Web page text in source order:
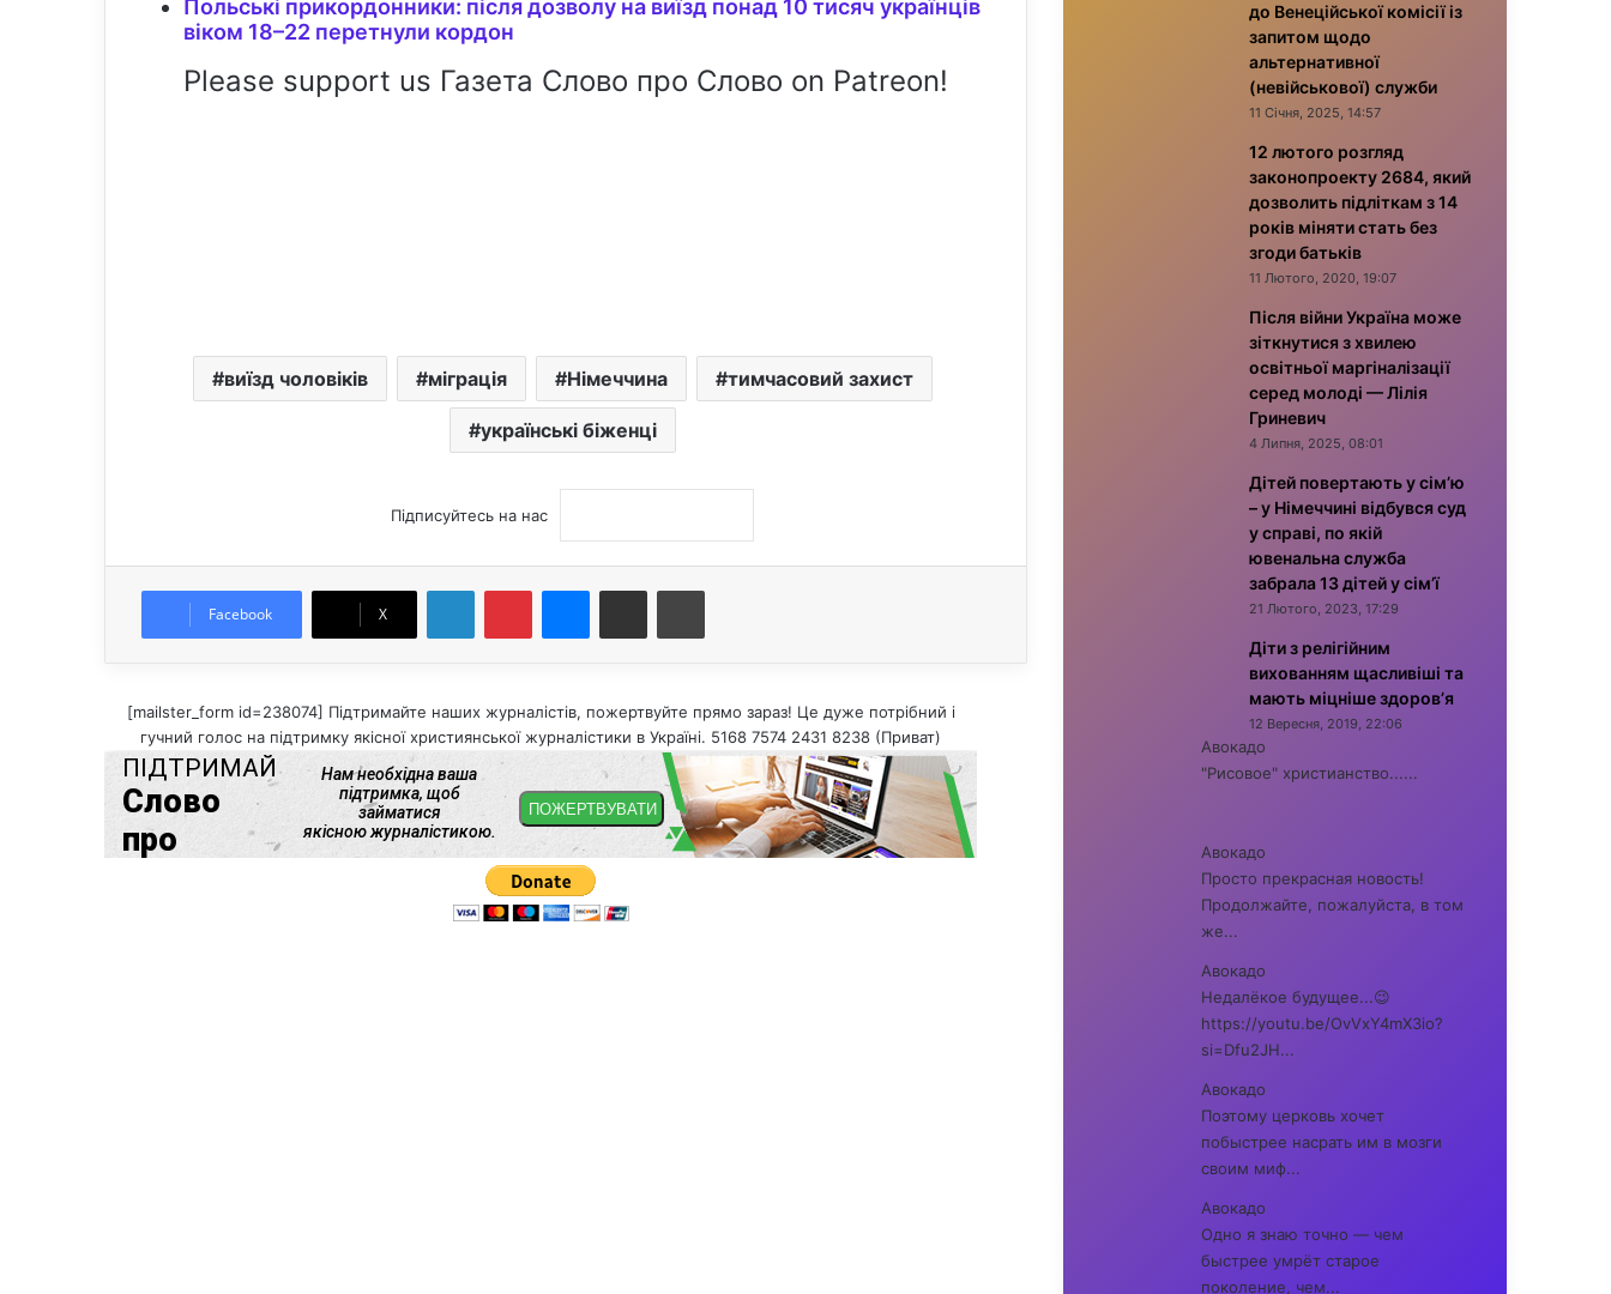
Польські прикордонники: після дозволу на виїзд понад 10 тисяч українців
віком 18–22 перетнули кордон
Please support us Газета Слово про Слово on Patreon!
виїзд чоловіків міграція Німеччина тимчасовий захист
українські біженці
Підписуйтесь на нас
Facebook X
Поділитися електронною поштою
[mailster_form id=238074] Підтримайте наших журналістів, пожертвуйте прямо зараз! Це дуже потрібний і
гучний голос на підтримку якісної християнської журналістики в Україні. 5168 7574 2431 8238 (Приват)
до Венеційської комісії із
запитом щодо
альтернативної
(невійськової) служби
11 Січня, 2025, 14:57
12 лютого розгляд
законопроекту 2684, який
дозволить підліткам з 14
років міняти стать без
згоди батьків
11 Лютого, 2020, 19:07
Після війни Україна може
зіткнутися з хвилею
освітньої маргіналізації
серед молоді — Лілія
Гриневич
4 Липня, 2025, 08:01
Дітей повертають у сім’ю
– у Німеччині відбувся суд
у справі, по якій
ювенальна служба
забрала 13 дітей у сім’ї
21 Лютого, 2023, 17:29
Діти з релігійним
вихованням щасливіші та
мають міцніше здоров’я
12 Вересня, 2019, 22:06
Авокадо
"Рисовое" христианство......
Авокадо
Просто прекрасная новость!
Продолжайте, пожалуйста, в том
же...
Авокадо
Недалёкое будущее...😉
https://youtu.be/OvVxY4mX3io?
si=Dfu2JH...
Авокадо
Поэтому церковь хочет
побыстрее насрать им в мозги
своим миф...
Авокадо
Одно я знаю точно — чем
быстрее умрёт старое
поколение, чем...